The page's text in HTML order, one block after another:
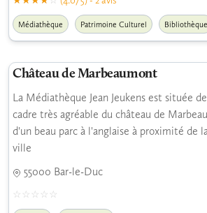
Médiathèque Patrimoine Culturel Bibliothèque
Château de Marbeaumont
La Médiathèque Jean Jeukens est située
cadre très agréable du château de
d'un beau parc à l'anglaise à proximité de
ville
55000 Bar-le-Duc